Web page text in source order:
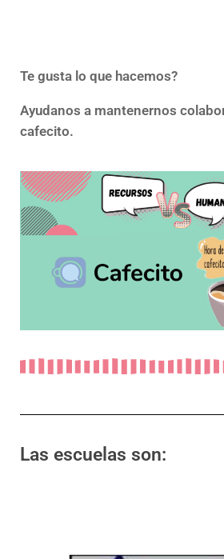
Te gusta lo que hacemos?
Ayudanos a mantenernos
cafecito.
Las escuelas son: